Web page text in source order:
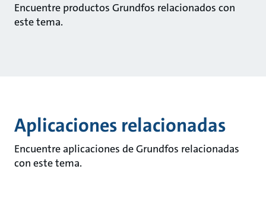
Encuentre productos Grundfos relacionados con
este tema.
Aplicaciones relacionadas
Encuentre aplicaciones de Grundfos relacionadas
con este tema.